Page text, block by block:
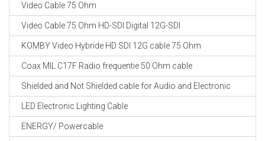
Video Cable 75 Ohm
Video Cable 75 Ohm HD-SDI Digital 12G-SDI
KOMBY Video Hybride HD SDI 12G cable 75 Ohm
Coax MIL C17F Radio frequentie 50 Ohm cable
Shielded and Not Shielded cable for Audio and Electronic
LED Electronic Lighting Cable
ENERGY/ Powercable